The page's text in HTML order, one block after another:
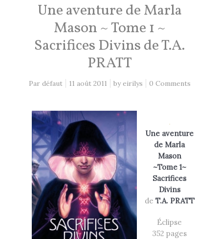
8 décembre 2020 1 Comment
EN CE MOMENT, JE LIS…
Les Cités des Anciens, Intégrale 1
Robin Hobb
Fantasy Art: Peindre Un Univers De
Légende
John Howe
The Art of Heikala: Works and
Thoughts
Heikala
Une aventure de Marla
Mason ~ Tome 1 ~
Sacrifices Divins de T.A.
PRATT
Par défaut 11 août 2011 byeirilys 0 Comments
.
Une aventure
de Marla
Mason
~Tome 1~
Sacrifices
Divins
de T.A. PRATT
Éclipse
352 pages